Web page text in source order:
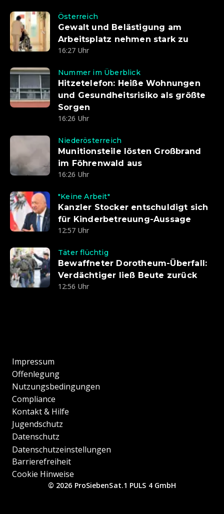
Österreich
Gewalt und Belästigung am
Arbeitsplatz nehmen stark zu
16:27 Uhr
Nummer im Überblick
Hitzetelefon: Heiße Wohnungen
und Gesundheitsrisiko als größte
Sorgen
16:26 Uhr
Niederösterreich
Munitionsteile lösten Großbrand
im Föhrenwald aus
16:26 Uhr
"Keine Arbeit"
Kanzler Stocker entschuldigt sich
für Kinderbetreuung-Aussage
12:57 Uhr
Täter flüchtig
Bewaffneter Dorotheum-Überfall:
Verdächtiger ließ Beute zurück
12:56 Uhr
Impressum
Offenlegung
Nutzungsbedingungen
Compliance
Kontakt & Hilfe
Jugendschutz
Datenschutz
Datenschutzeinstellungen
Barrierefreiheit
Cookie Hinweise
© 2026 ProSiebenSat.1 PULS 4 GmbH